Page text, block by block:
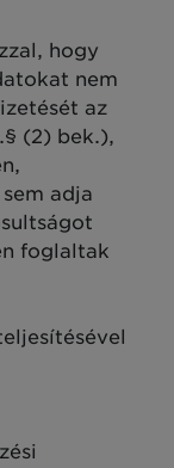
hogy
nem
az
(2) bek.),
adja
foglaltak